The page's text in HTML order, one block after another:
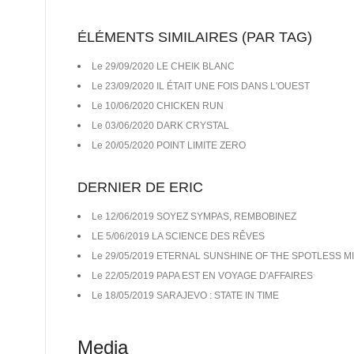
ÉLÉMENTS SIMILAIRES (PAR TAG)
Le 29/09/2020 LE CHEIK BLANC
Le 23/09/2020 IL ÉTAIT UNE FOIS DANS L'OUEST
Le 10/06/2020 CHICKEN RUN
Le 03/06/2020 DARK CRYSTAL
Le 20/05/2020 POINT LIMITE ZERO
DERNIER DE ERIC
Le 12/06/2019 SOYEZ SYMPAS, REMBOBINEZ
LE 5/06/2019 LA SCIENCE DES RÊVES
Le 29/05/2019 ETERNAL SUNSHINE OF THE SPOTLESS
Le 22/05/2019 PAPA EST EN VOYAGE D'AFFAIRES
Le 18/05/2019 SARAJEVO : STATE IN TIME
Media